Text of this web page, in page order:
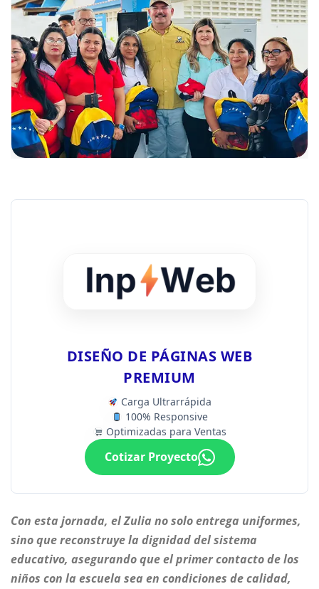
DISEÑO DE PÁGINAS WEB
PREMIUM
Carga Ultrarrápida
100% Responsive
Optimizadas para Ventas
Cotizar Proyecto
Con esta jornada, el Zulia no solo entrega uniformes,
sino que reconstruye la dignidad del sistema
educativo, asegurando que el primer contacto de los
niños con la escuela sea en condiciones de calidad,